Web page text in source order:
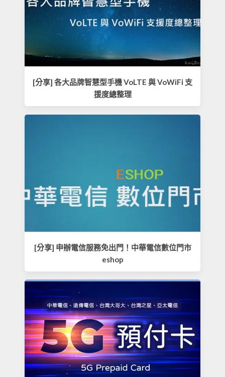
[分享] 各大品牌智慧型手機 VoLTE 與 VoWiFi 支
援度總整理
[分享] 申辦電信服務免出門！中華電信數位門市
eshop